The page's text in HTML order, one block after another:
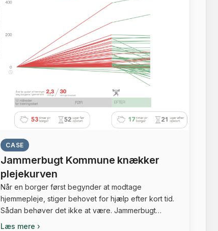
CASE
Jammerbugt Kommune knækker
plejekurven
Når en borger først begynder at modtage
hjemmepleje, stiger behovet for hjælp efter kort tid.
Sådan behøver det ikke at være. Jammerbugt
Kommune har knækket kurven. Jammerbugt
Læs mere ›